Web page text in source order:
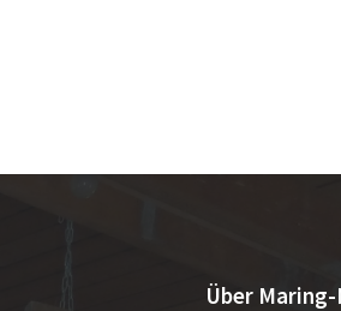
Über